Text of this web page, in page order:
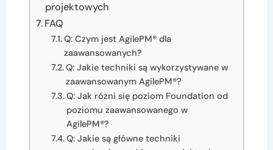
projektowych
FAQ
Q: Czym jest AgilePM® dla
zaawansowanych?
Q: Jakie techniki są wykorzystywane w
zaawansowanym AgilePM®?
Q: Jak różni się poziom Foundation od
poziomu zaawansowanego w
AgilePM®?
Q: Jakie są główne techniki